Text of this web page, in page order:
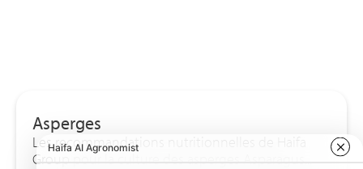
Asperges
Les recommandations nutritionnelles de Haifa
Group pour la culture des asperges Asparagus...